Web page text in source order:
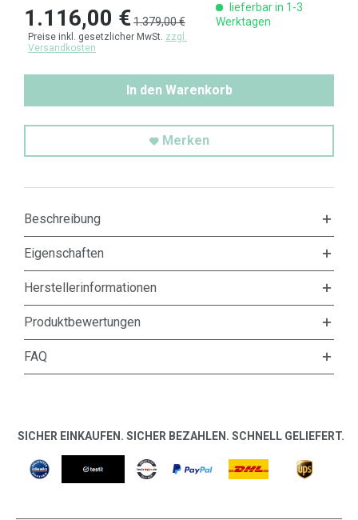
1.116,00 €1.379,00 €
Preise inkl. gesetzlicher MwSt. zzgl.
Versandkosten
lieferbar in 1-3
Werktagen
In den Warenkorb
Merken
Beschreibung
Eigenschaften
Herstellerinformationen
Produktbewertungen
FAQ
SICHER EINKAUFEN. SICHER BEZAHLEN. SCHNELL GELIEFERT.